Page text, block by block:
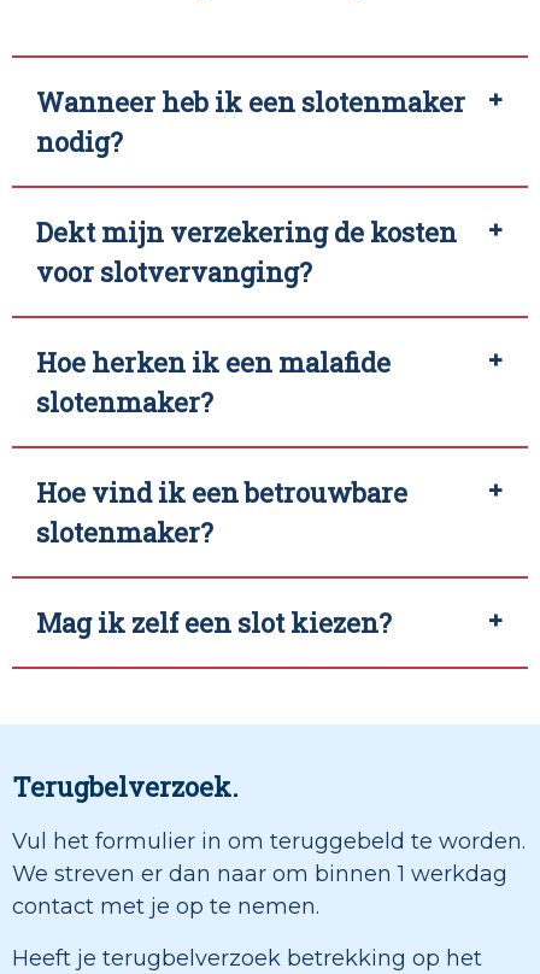
Wanneer heb ik een slotenmaker
nodig?
Dekt mijn verzekering de kosten
voor slotvervanging?
Hoe herken ik een malafide
slotenmaker?
Hoe vind ik een betrouwbare
slotenmaker?
Mag ik zelf een slot kiezen?
Terugbelverzoek.
Vul het formulier in om teruggebeld te worden.
We streven er dan naar om binnen 1 werkdag
contact met je op te nemen.
Heeft je terugbelverzoek betrekking op het